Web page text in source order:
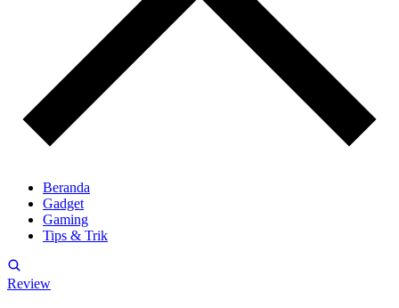
Beranda
Gadget
Gaming
Tips & Trik
Review